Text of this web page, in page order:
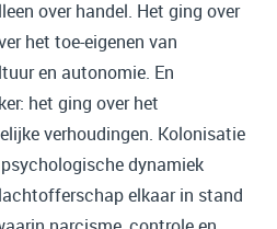
over handel. Het ging over
het toe-eigenen van
en autonomie. En
het ging over het
verhoudingen. Kolonisatie
dynamiek
elkaar in stand